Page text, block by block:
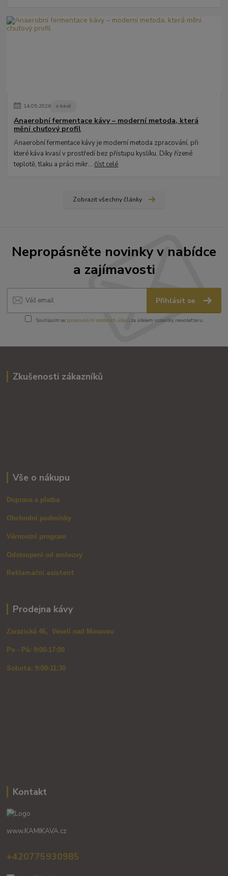
14.05.2026 o kávě
Anaerobní fermentace kávy – moderní metoda, která
mění chuťový profil
Anaerobní fermentace kávy je moderní metoda zpracování, při
které káva kvasí v prostředí bez přístupu kyslíku. Díky řízené
teplotě, tlaku a práci mikr...číst celé
Zobrazit všechny články
Nepropásněte novinky v nabídce
a zajímavosti
Přihlásit se
Souhlasím se zpracováním osobních údajůza účelem rozesílky newsletteru.
Zkušenosti zákazníků
Vše o nákupu
Doprava a platba
Obchodní podmínky
Věrnostní program
Odstoupení od smlouvy
Reklamační asistent
Prodejna kávy
Zarazická 46, Veselí nad Moravou
Po - Pá: 9:00-17:00
Sobota: 9:00-11:30
Kontakt
www.KAMIKAVA.cz
+420775930985